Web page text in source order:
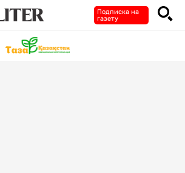
Подписка на
газету